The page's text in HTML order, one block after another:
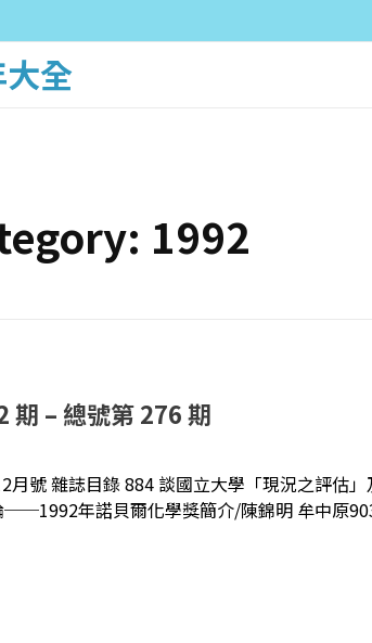
全
1992
期 – 總號第 276 期
月號 雜誌目錄 884 談國立大學「現況之評
年諾貝爾化學獎簡介/陳錦明 牟中原